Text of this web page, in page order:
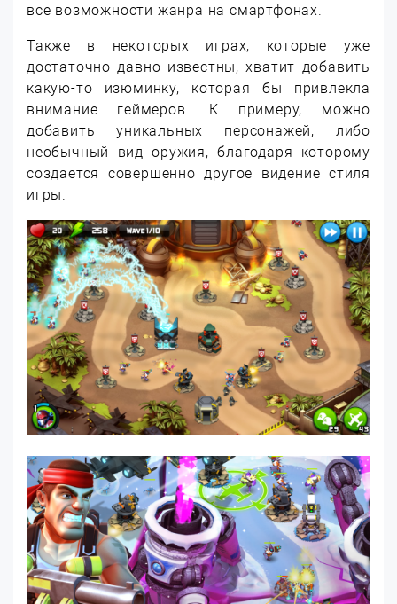
все возможности жанра на смартфонах.
Также в некоторых играх, которые уже
достаточно давно известны, хватит добавить
какую-то изюминку, которая бы привлекла
внимание геймеров. К примеру, можно
добавить уникальных персонажей, либо
необычный вид оружия, благодаря которому
создается совершенно другое видение стиля
игры.